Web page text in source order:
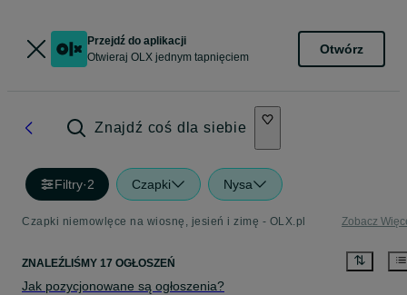
Przejdź do aplikacji
Otwieraj OLX jednym tapnięciem
Otwórz
Znajdź coś dla siebie
Filtry·2 Czapki Nysa
Czapki niemowlęce na wiosnę, jesień i zimę - OLX.pl Zobacz
ZNALEŹLIŚMY 17 OGŁOSZEŃ
Jak pozycjonowane są ogłoszenia?